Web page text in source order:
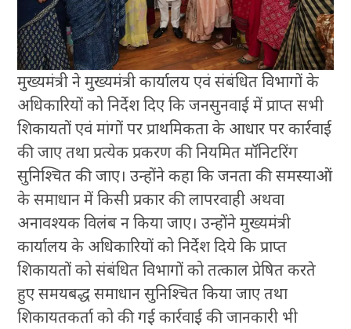
मुख्यमंत्री ने मुख्यमंत्री कार्यालय एवं संबंधित विभागों के
अधिकारियों को निर्देश दिए कि जनसुनवाई में प्राप्त सभी
शिकायतों एवं मांगों पर प्राथमिकता के आधार पर कार्रवाई
की जाए तथा प्रत्येक प्रकरण की नियमित मॉनिटरिंग
सुनिश्चित की जाए। उन्होंने कहा कि जनता की समस्याओं
के समाधान में किसी प्रकार की लापरवाही अथवा
अनावश्यक विलंब न किया जाए। उन्होंने मुख्यमंत्री
कार्यालय के अधिकारियों को निर्देश दिये कि प्राप्त
शिकायतों को संबंधित विभागों को तत्काल प्रेषित करते
हुए समयबद्ध समाधान सुनिश्चित किया जाए तथा
शिकायतकर्ता को की गई कार्रवाई की जानकारी भी